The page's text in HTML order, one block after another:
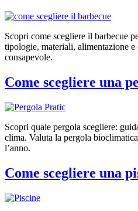
Scopri come scegliere il barbecue
tipologie, materiali, alimentazione
consapevole.
Come scegliere una
Scopri quale pergola scegliere:
clima. Valuta la pergola
l’anno.
Come scegliere una